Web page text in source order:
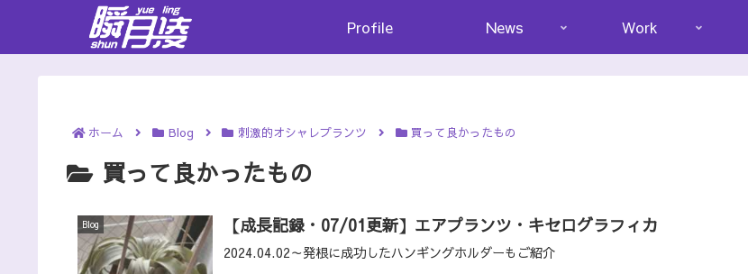
Profile News Work
ホーム Blog 刺激的オシャレプランツ 買って良かったもの
買って良かったもの
Blog 【成長記録・07/01更新】エアプランツ・キセログラフィカ
2024.04.02～発根に成功したハンギングホルダーもご紹介